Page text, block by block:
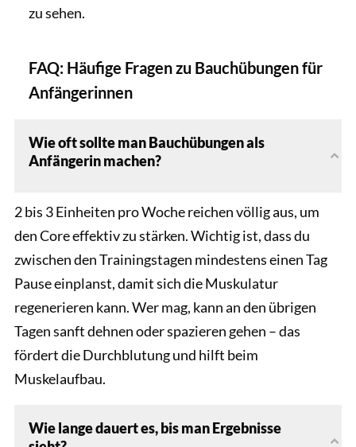
zu sehen.
FAQ: Häufige Fragen zu Bauchübungen für
Anfängerinnen
Wie oft sollte man Bauchübungen als
Anfängerin machen?
2 bis 3 Einheiten pro Woche reichen völlig aus, um
den Core effektiv zu stärken. Wichtig ist, dass du
zwischen den Trainingstagen mindestens einen Tag
Pause einplanst, damit sich die Muskulatur
regenerieren kann. Wer mag, kann an den übrigen
Tagen sanft dehnen oder spazieren gehen – das
fördert die Durchblutung und hilft beim
Muskelaufbau.
Wie lange dauert es, bis man Ergebnisse